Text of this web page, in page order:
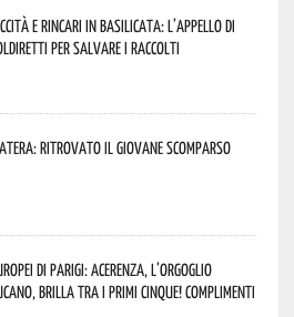
e rincari in Basilicata: l’appello di
per salvare i raccolti
ritrovato il giovane scomparso
di Parigi: Acerenza, l’orgoglio
brilla tra i primi cinque! Complimenti